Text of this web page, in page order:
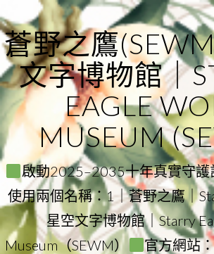
to
content
蒼野之鷹
文字博物館｜
EAGLE
MUSEUM
啟動2025–2035十年真實守護
使用兩個名稱：1｜蒼野之鷹｜
星空文字博物館｜Starry
Museum（SEWM）
官方網站